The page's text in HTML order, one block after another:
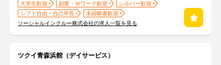
大学生歓迎 副業・Ｗワーク歓迎
シルバー歓迎
シフト自由・自己申告
未経験者歓迎
ソーシャルインクルー株式会社の求人一覧を見る
ツクイ青森浜館（デイサービス）